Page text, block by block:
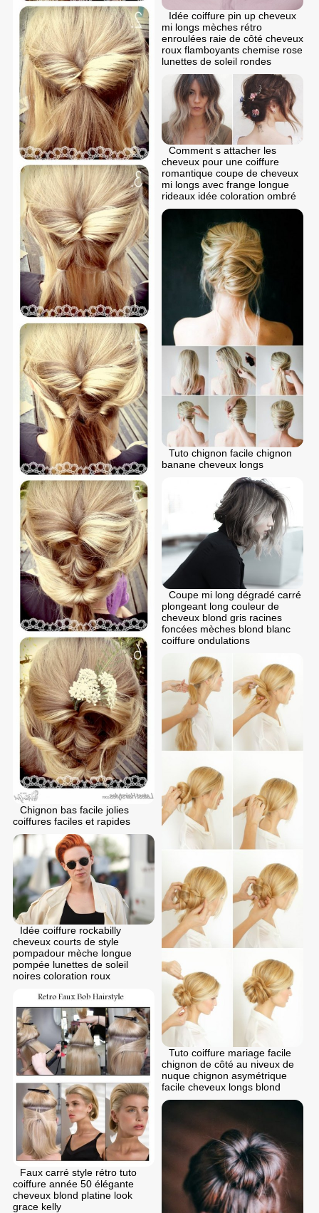
Chignon bas facile jolies
coiffures faciles et rapides
Idée coiffure pin up cheveux
mi longs mèches rétro
enroulées raie de côté cheveux
roux flamboyants chemise rose
lunettes de soleil rondes
Comment s attacher les
cheveux pour une coiffure
romantique coupe de cheveux
mi longs avec frange longue
rideaux idée coloration ombré
Tuto chignon facile chignon
banane cheveux longs
Coupe mi long dégradé carré
plongeant long couleur de
cheveux blond gris racines
foncées mèches blond blanc
coiffure ondulations
Tuto coiffure mariage facile
chignon de côté au niveux de
nuque chignon asymétrique
facile cheveux longs blond
Idée coiffure rockabilly
cheveux courts de style
pompadour mèche longue
pompée lunettes de soleil
noires coloration roux
Faux carré style rétro tuto
coiffure année 50 élégante
cheveux blond platine look
grace kelly